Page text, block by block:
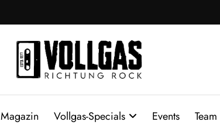
Magazin Vollgas-Specials Events Team